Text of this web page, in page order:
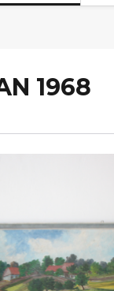
1968